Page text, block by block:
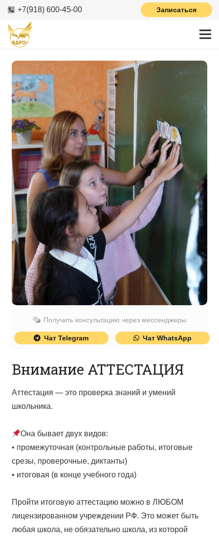
+7(918) 600-45-00 Записаться
Внимание АТТЕСТАЦИЯ⁣⁣⠀⁣⁣
Аттестация — это проверка знаний и умений
школьника.⁣⁣⠀⁣⁣⠀
Она бывает двух видов:⁣⁣⠀⁣⁣⠀
• промежуточная (контрольные работы, итоговые
срезы, проверочные, диктанты)⁣⁣⠀⁣⁣⠀
• итоговая (в конце учебного года)⁣⁣⠀⁣⁣⠀
Пройти итоговую аттестацию можно в ЛЮБОМ
лицензированном учреждении РФ. Это может быть
любая школа, не обязательно школа, из которой
Получить консультацию через мессенджеры
Чат Telegram Чат WhatsApp